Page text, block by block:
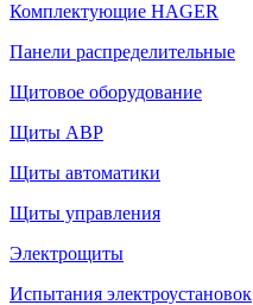
Комплектующие HAGER
Панели распределительные
Щитовое оборудование
Щиты АВР
Щиты автоматики
Щиты управления
Электрощиты
Испытания электроустановок